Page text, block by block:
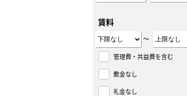
賃料
～
管理費・共益費を含む
敷金なし
礼金なし